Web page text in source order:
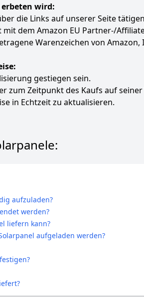
wird:
die Links auf unserer Seite
dem Amazon EU Partner-/
Warenzeichen von
gestiegen sein.
zum Zeitpunkt des Kaufs auf
in Echtzeit zu aktualisieren.
aufzuladen?
werden?
liefern kann?
aufgeladen werden?